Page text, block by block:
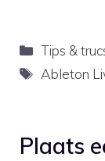
creatively in
Did you know
also sidechain
Tips &
Tags
Ableton
Plaats